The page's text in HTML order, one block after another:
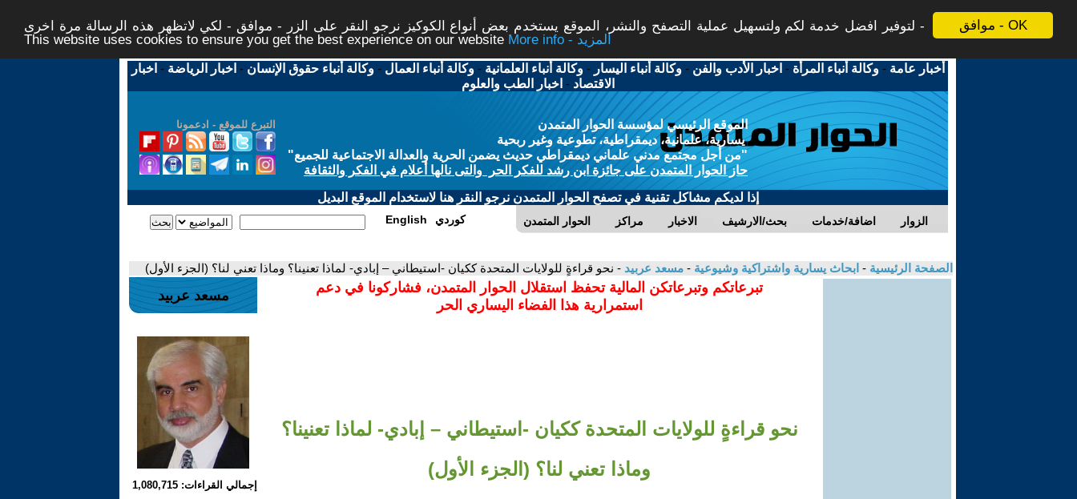
موافق - OK
لتوفير افضل خدمة لكم ولتسهيل عملية التصفح والنشر، الموقع يستخدم بعض أنواع الكوكيز نرجو النقر على الزر - موافق - لكي لاتظهر هذه الرسالة مرة اخرى -
This website uses cookies to ensure you get the best experience on our website
More info - المزيد
أخبار عامة -وكالة أنباء المرأة - اخبار الأدب والفن -وكالة أنباء اليسار -وكالة أنباء العلمانية -وكالة أنباء العمال -وكالة أنباء حقوق الإنسان - اخبار الرياضة - اخبار
الاقتصاد - اخبار الطب والعلوم
التبرع للموقع - ادعمونا
الموقع الرئيسي لمؤسسة الحوار المتمدن
يسارية، علمانية، ديمقراطية، تطوعية وغير ربحية
"من أجل مجتمع مدني علماني ديمقراطي حديث يضمن الحرية والعدالة الاجتماعية للجميع"
حاز الحوار المتمدن على جائزة ابن رشد للفكر الحر والتى نالها أعلام في الفكر والثقافة
إذا لديكم مشاكل تقنية في تصفح الحوار المتمدن نرجو النقر هنا لاستخدام الموقع البديل
الحوار المتمدن مراكز الاخبار بحث/الارشيف اضافة/خدمات الزوار English كوردي
الصفحة الرئيسية - ابحاث يسارية واشتراكية وشيوعية - مسعد عربيد - نحو قراءةٍ للولايات المتحدة ككيان -استيطاني – إبادي- لماذا تعنينا؟ وماذا تعني لنا؟ (الجزء الأول)
تبرعاتكم وتبرعاتكن المالية تحفظ استقلال الحوار المتمدن، فشاركونا في دعم
استمرارية هذا الفضاء اليساري الحر
نحو قراءةٍ للولايات المتحدة ككيان -استيطاني – إبادي- لماذا تعنينا؟
وماذا تعني لنا؟ (الجزء الأول)
مسعد عربيد
إجمالي القراءات: 1,080,715